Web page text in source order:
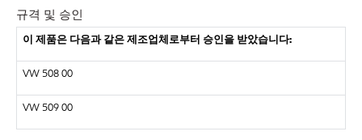
규격 및 승인
이 제품은 다음과 같은 제조업체로부터 승인을 받았습니다:
VW 508 00
VW 509 00